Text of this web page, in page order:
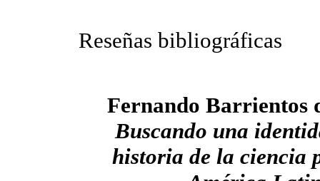
Reseñas bibliográficas
Fernando Barrientos
Buscando una
historia de la ciencia